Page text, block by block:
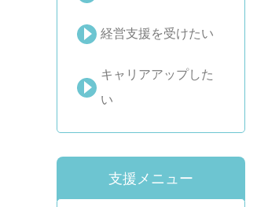
経営支援を受けたい
キャリアアップした
い
支援メニュー